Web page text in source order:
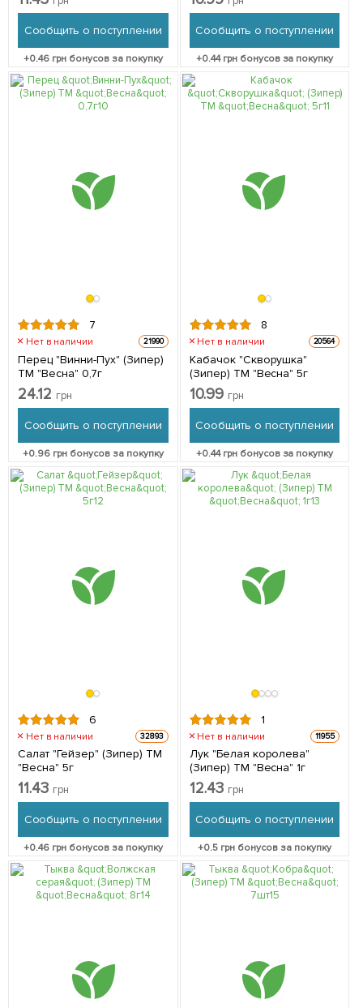
Сообщить о поступлении
+0.46 грн бонусов за покупку
Сообщить о поступлении
+0.44грн бонусов за покупку
7
Нет в наличии 21990
Перец "Винни-Пух" (Зипер)
ТМ "Весна" 0,7г
24.12 грн
Сообщить о поступлении
+0.96 грн бонусов за покупку
8
Нет в наличии 20564
Кабачок "Скворушка"
(Зипер) ТМ "Весна" 5г
10.99 грн
Сообщить о поступлении
+0.44грн бонусов за покупку
6
Нет в наличии 32893
Салат "Гейзер" (Зипер) ТМ
"Весна" 5г
11.43 грн
Сообщить о поступлении
+0.46 грн бонусов за покупку
1
Нет в наличии 11955
Лук "Белая королева"
(Зипер) ТМ "Весна" 1г
12.43 грн
Сообщить о поступлении
+0.5 грн бонусов за покупку